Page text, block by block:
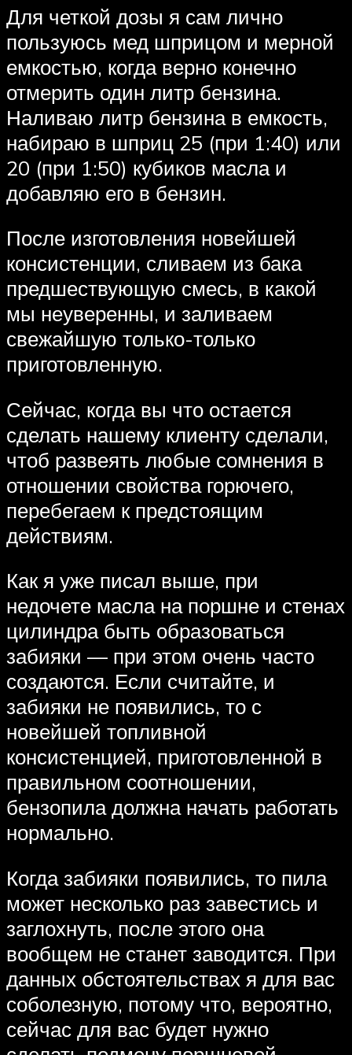
Для четкой дозы я сам лично
пользуюсь мед шприцом и мерной
емкостью, когда верно конечно
отмерить один литр бензина.
Наливаю литр бензина в емкость,
набираю в шприц 25 (при 1:40) или
20 (при 1:50) кубиков масла и
добавляю его в бензин.
После изготовления новейшей
консистенции, сливаем из бака
предшествующую смесь, в какой
мы неуверенны, и заливаем
свежайшую только-только
приготовленную.
Сейчас, когда вы что остается
сделать нашему клиенту сделали,
чтоб развеять любые сомнения в
отношении свойства горючего,
перебегаем к предстоящим
действиям.
Как я уже писал выше, при
недочете масла на поршне и стенах
цилиндра быть образоваться
забияки — при этом очень часто
создаются. Если считайте, и
забияки не появились, то с
новейшей топливной
консистенцией, приготовленной в
правильном соотношении,
бензопила должна начать работать
нормально.
Когда забияки появились, то пила
может несколько раз завестись и
заглохнуть, после этого она
вообщем не станет заводится. При
данных обстоятельствах я для вас
соболезную, потому что, вероятно,
сейчас для вас будет нужно